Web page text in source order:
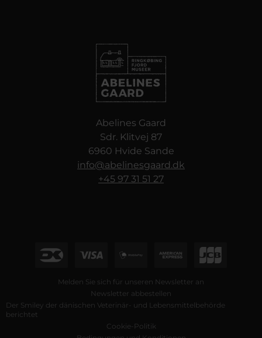
Abelines Gaard
Sdr. Klitvej 87
6960 Hvide Sande
info@abelinesgaard.dk
+45 97 31 51 27
Melden Sie sich für unseren Newsletter an
Newsletter abbestellen
Der Smiley der dänischen Veterinär- und Lebensmittelbehörde
berichtet
Cookie-Politik